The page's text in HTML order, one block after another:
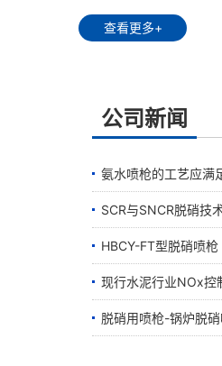
查看更多+
公司新闻
氨水喷枪的工艺应满
SCR与SNCR脱硝技
HBCY-FT型脱硝喷枪
现行水泥行业NOx控
脱硝用喷枪-锅炉脱硝